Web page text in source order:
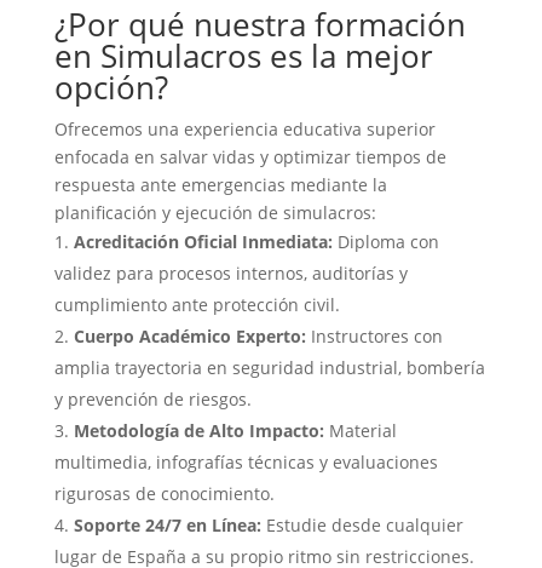
¿Por qué nuestra formación
en Simulacros es la mejor
opción?
Ofrecemos una experiencia educativa superior
enfocada en salvar vidas y optimizar tiempos de
respuesta ante emergencias mediante la
planificación y ejecución de simulacros:
Acreditación Oficial Inmediata: Diploma con
validez para procesos internos, auditorías y
cumplimiento ante protección civil.
Cuerpo Académico Experto: Instructores con
amplia trayectoria en seguridad industrial, bombería
y prevención de riesgos.
Metodología de Alto Impacto: Material
multimedia, infografías técnicas y evaluaciones
rigurosas de conocimiento.
Soporte 24/7 en Línea: Estudie desde cualquier
lugar de España a su propio ritmo sin restricciones.